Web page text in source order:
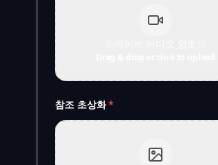
참조 초상화 *